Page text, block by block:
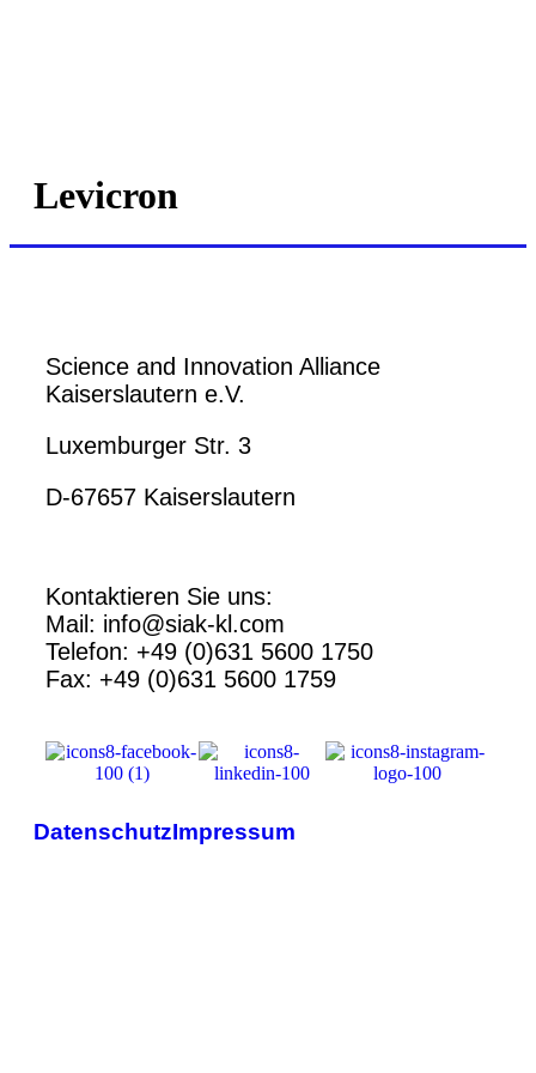
Levicron
Science and Innovation Alliance
Kaiserslautern e.V.
Luxemburger Str. 3
D-67657 Kaiserslautern
Kontaktieren Sie uns:
Mail: info@siak-kl.com
Telefon: +49 (0)631 5600 1750
Fax: +49 (0)631 5600 1759
DatenschutzImpressum